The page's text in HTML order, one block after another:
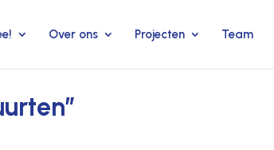
Over ons Projecten Team